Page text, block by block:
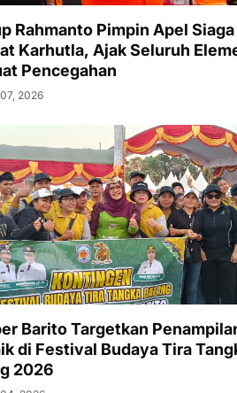
Rahmanto Pimpin Apel Siaga
Karhutla, Ajak Seluruh
Pencegahan
2026
Barito Targetkan
di Festival Budaya Tira
2026